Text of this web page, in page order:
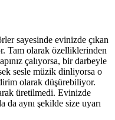
sayesinde evinizde çıkan
Tam olarak özelliklerinden
çalıyorsa, bir darbeyle
sesle müzik dinliyorsa o
olarak düşürebiliyor.
üretilmedi. Evinizde
da aynı şekilde size uyarı